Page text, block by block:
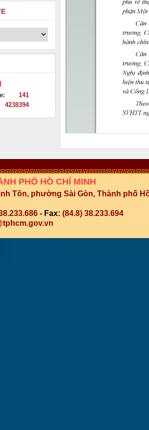
141
4238394
PHỐ HỒ CHÍ MINH
Tôn, phường Sài Gòn, Thành phố
- Fax: (84.8) 38.233.694